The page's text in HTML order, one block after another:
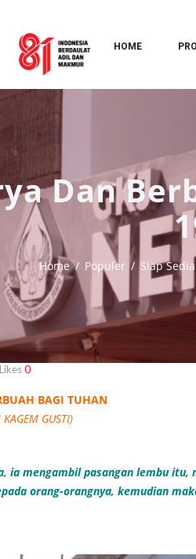
HOME
Dan
Home Populer Siap
Likes0
BAGI TUHAN
GUSTI)
ia mengambil pasangan lembu
orang-orangnya, kemudian